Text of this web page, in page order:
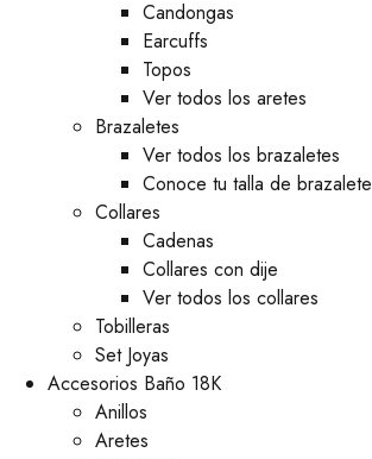
⁠Candongas
Earcuffs
Topos
Ver todos los aretes
Brazaletes
Ver todos los brazaletes
Conoce tu talla de brazalete
Collares
Cadenas
Collares con dije
Ver todos los collares
Tobilleras
Set Joyas
Accesorios Baño 18K
Anillos
Aretes